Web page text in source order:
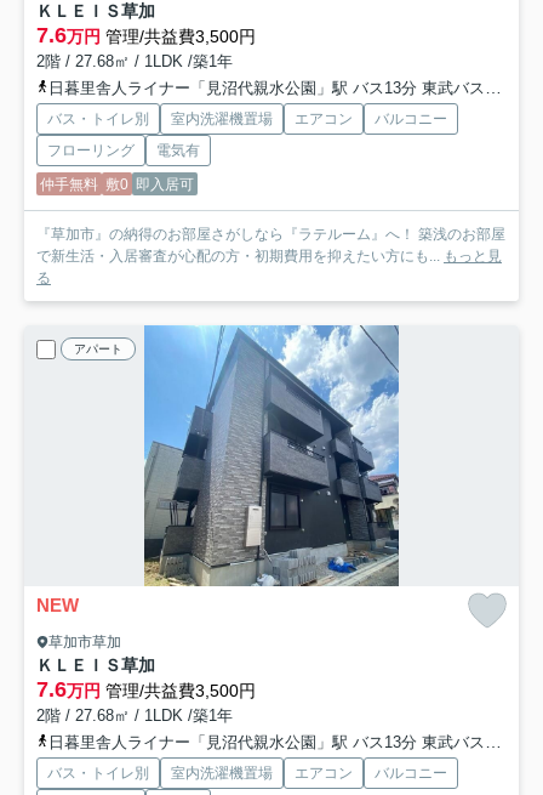
ＫＬＥＩＳ草加
7.6万円 管理/共益費3,500円
2階 / 27.68㎡ / 1LDK /築1年
日暮里舎人ライナー「見沼代親水公園」駅 バス13分 東武バス「駅入口〔草加駅西口〕」 停歩10分
バス・トイレ別 室内洗濯機置場 エアコン
バルコニー
フローリング
電気有
仲手無料 敷0 即入居可
『草加市』の納得のお部屋さがしなら『ラテルーム』へ！ 築浅のお部屋
で新生活・入居審査が心配の方・初期費用を抑えたい方にも... もっと見
る
アパート
NEW
草加市草加
ＫＬＥＩＳ草加
7.6万円 管理/共益費3,500円
2階 / 27.68㎡ / 1LDK /築1年
日暮里舎人ライナー「見沼代親水公園」駅 バス13分 東武バス「駅入口〔草加駅西口〕」 停歩10分
バス・トイレ別 室内洗濯機置場 エアコン
バルコニー